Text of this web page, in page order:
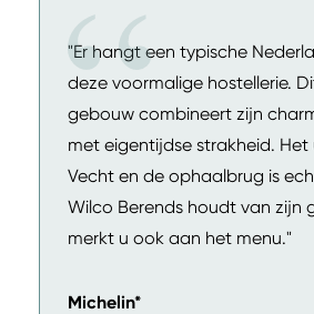
"Er hangt een typische
deze voormalige hostellerie.
gebouw combineert zijn
met eigentijdse strakheid.
Vecht en de ophaalbrug is
Wilco Berends houdt van zijn
merkt u ook aan het menu."
Michelin*